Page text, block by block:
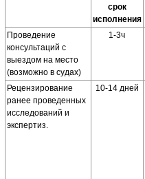
срок
исполнения
Проведение
консультаций с
выездом на место
(возможно в судах)
1-3ч
Рецензирование
ранее проведенных
исследований и
экспертиз.
10-14 дней